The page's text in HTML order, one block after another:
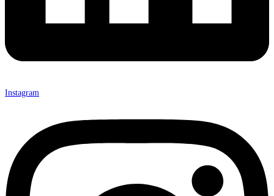
Instagram